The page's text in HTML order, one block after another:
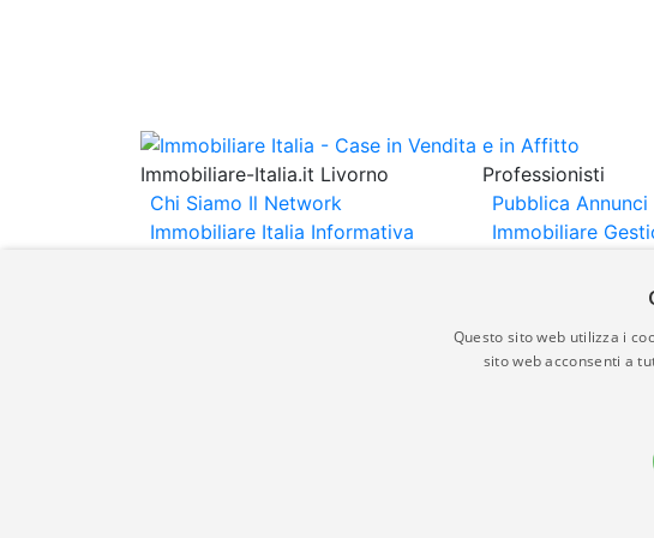
Immobiliare-Italia.it Livorno
Chi Siamo Il Network
Immobiliare Italia Informativa
Professionisti
Pubblica Annunci
Immobiliare
Gli annunci immobiliari presenti su immobiliare-italia.it
italia.it quindi non è responsabile della veridicità,
Questo sito web utilizza i
sito web acconsenti a